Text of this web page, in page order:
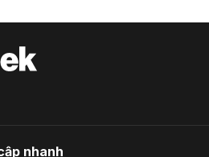
Đinh Ngọc Thuận 6,300
Nguyễn Văn Tuấn
nhanh